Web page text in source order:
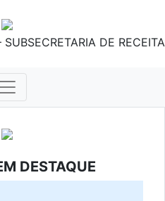
DE RECEITA
DESTAQUE